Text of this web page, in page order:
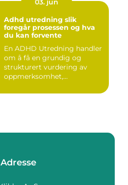
03. jun
Adhd utredning slik
foregår prosessen og hva
du kan forvente
En ADHD Utredning handler
om å få en grundig og
strukturert vurdering av
oppmerksomhet,
Adresse